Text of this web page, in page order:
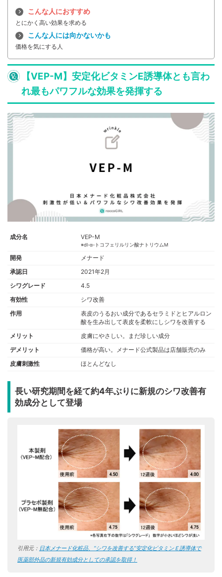
こんな人におすすめ
とにかく高い効果を求める
こんな人には向かないかも
価格を気にする人
【VEP-M】安定化ビタミンE誘導体とも言わ
れ最もパワフルな効果を発揮する
成分名 VEP-M
※dl-α-トコフェリルリン酸ナトリウムM
開発
メナード
承認日
2021年2月
シワグレード
4.5
有効性
シワ改善
作用
表皮のうるおい成分であるセラミドとヒアルロン
酸を生み出して表皮を柔軟にしシワを改善する
メリット
皮膚にやさしい。まだ珍しい成分
デメリット
価格が高い。メナード公式製品は店舗販売のみ
皮膚刺激性
ほとんどなし
長い研究期間を経て約4年ぶりに新規のシワ改善有
効成分として登場
引用元： 日本メナード化粧品、“シワを改善する”安定化ビタミンＥ誘導体で
医薬部外品の新規有効成分としての承認を取得！